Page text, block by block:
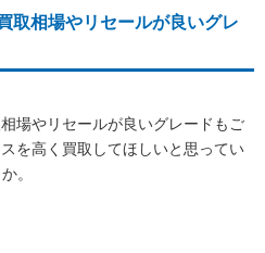
取相場やリセールが良いグレ
場やリセールが良いグレードもご
を高く買取してほしいと思ってい
。